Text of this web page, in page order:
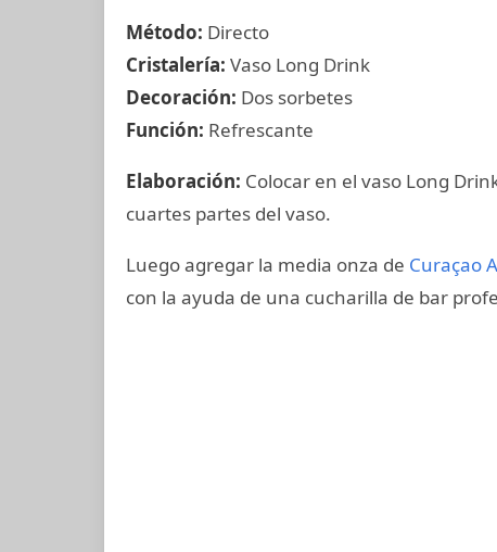
Método: Directo
Cristalería: Vaso Long Drink
Decoración: Dos sorbetes
Función: Refrescante
Elaboración: Colocar en el vaso Long
cuartes partes del vaso.
Luego agregar la media onza de Curaçao
con la ayuda de una cucharilla de bar